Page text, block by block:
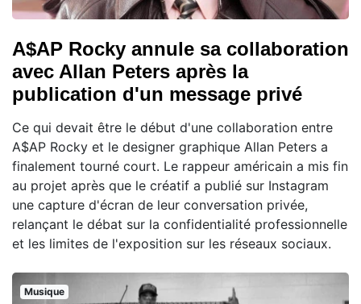
A$AP Rocky annule sa collaboration
avec Allan Peters après la
publication d'un message privé
Ce qui devait être le début d'une collaboration entre
A$AP Rocky et le designer graphique Allan Peters a
finalement tourné court. Le rappeur américain a mis fin
au projet après que le créatif a publié sur Instagram
une capture d'écran de leur conversation privée,
relançant le débat sur la confidentialité professionnelle
et les limites de l'exposition sur les réseaux sociaux.
Musique